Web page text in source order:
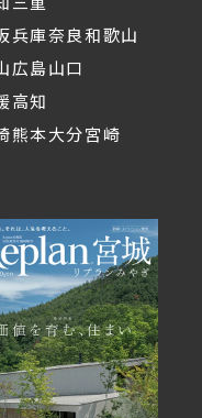
兵庫奈良和歌山
広島山口
高知
熊本大分宮崎